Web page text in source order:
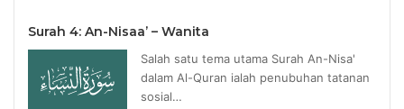
Surah 4: An-Nisaa’ – Wanita
Salah satu tema utama Surah An-Nisa'
dalam Al-Quran ialah penubuhan tatanan
sosial…